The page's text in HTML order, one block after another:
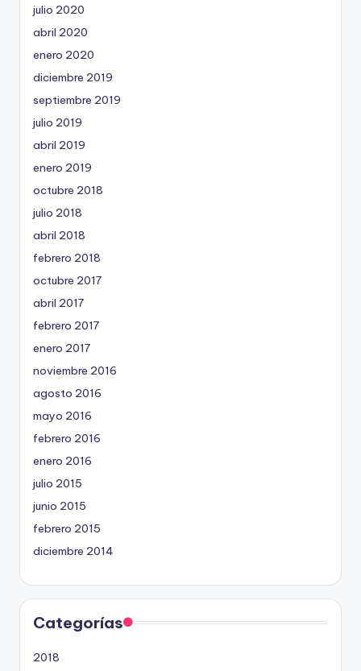
julio 2020
abril 2020
enero 2020
diciembre 2019
septiembre 2019
julio 2019
abril 2019
enero 2019
octubre 2018
julio 2018
abril 2018
febrero 2018
octubre 2017
abril 2017
febrero 2017
enero 2017
noviembre 2016
agosto 2016
mayo 2016
febrero 2016
enero 2016
julio 2015
junio 2015
febrero 2015
diciembre 2014
Categorías
2018